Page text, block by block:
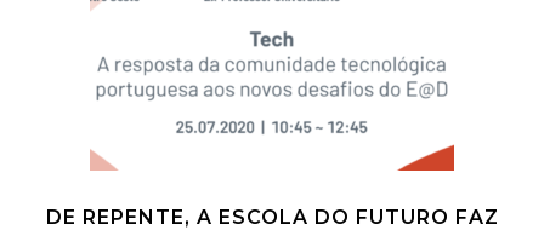
DE REPENTE, A ESCOLA DO FUTURO FAZ